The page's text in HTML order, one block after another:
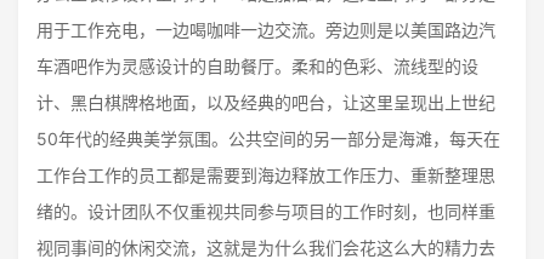
用于工作充电，一边喝咖啡一边交流。旁边则是以美国路边汽
车酒吧作为灵感设计的自助餐厅。柔和的色彩、流线型的设
计、黑白棋牌格地面，以及经典的吧台，让这里呈现出上世纪
50年代的经典美学氛围。公共空间的另一部分是海滩，每天在
工作台工作的员工都是需要到海边释放工作压力、重新整理思
绪的。设计团队不仅重视共同参与项目的工作时刻，也同样重
视同事间的休闲交流，这就是为什么我们会花这么大的精力去